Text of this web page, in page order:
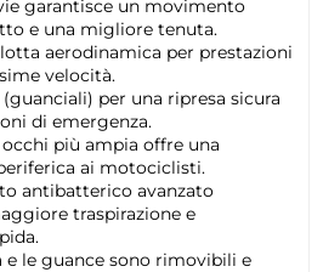
garantisce un movimento
e una migliore tenuta.
aerodinamica per prestazioni
velocità.
per una ripresa sicura
di emergenza.
più ampia offre una
ai motociclisti.
antibatterico avanzato
traspirazione e
e le guance sono rimovibili e